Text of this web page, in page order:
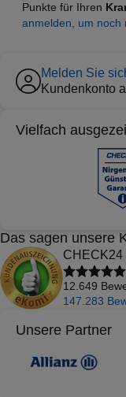
Punkte für Ihren
anmelden, um noch
Melden Sie
Kundenkonto
Vielfach
Das sagen unsere
CHECK24
12.649
147.283
Unsere Partner